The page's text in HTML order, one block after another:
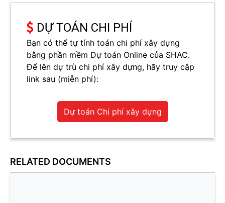
DỰ TOÁN CHI PHÍ
Bạn có thể tự tính toán chi phí xây dựng
bằng phần mềm Dự toán Online của SHAC.
Để lên dự trù chi phí xây dựng, hãy truy cập
link sau (miễn phí):
Dự toán Chi phí xây dựng
RELATED DOCUMENTS